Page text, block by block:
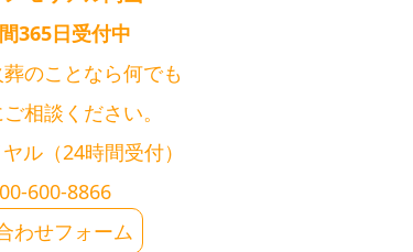
365日受付中
のことなら何でも
相談ください。
ル（24時間受付）
600-8866
わせフォーム